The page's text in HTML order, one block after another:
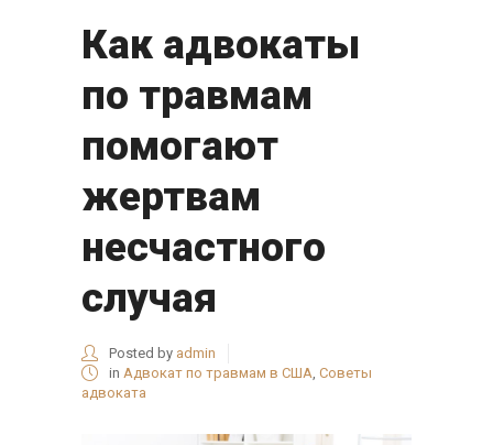
Как адвокаты
по травмам
помогают
жертвам
несчастного
случая
Posted by admin
in Адвокат по травмам в США, Советы
адвоката